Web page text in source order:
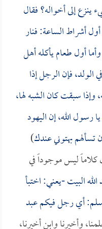
ينزع إلى أخواله؟ فقال
أشراط الساعة: فنار
أول طعام يأكله أهل
الولد، فإن الرجل إذا
وإذا سبقت كان الشبه لها،
رسول الله، إن اليهود
بهتوني عندك)
ليس موجوداً في
البيت -يعني: اختبأ
أي رجل فيكمعبد
وأخيرنا وابن أخيرنا،